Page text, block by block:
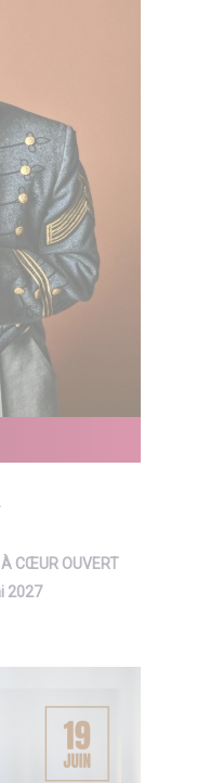
À CŒUR OUVERT
2027